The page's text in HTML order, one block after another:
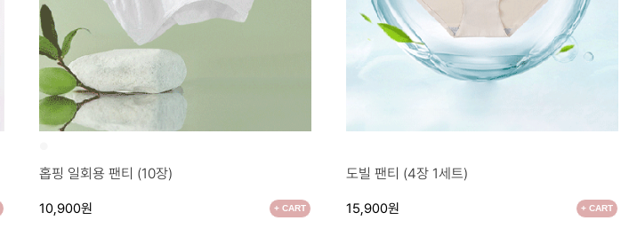
홉핑 일회용 팬티 (10장)
10,900원 + CART
도빌 팬티 (4장 1세트)
15,900원 + CART